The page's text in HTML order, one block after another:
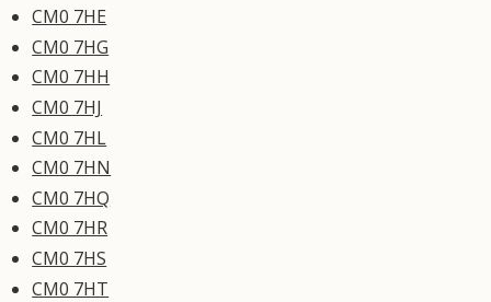
CM0 7HE
CM0 7HG
CM0 7HH
CM0 7HJ
CM0 7HL
CM0 7HN
CM0 7HQ
CM0 7HR
CM0 7HS
CM0 7HT